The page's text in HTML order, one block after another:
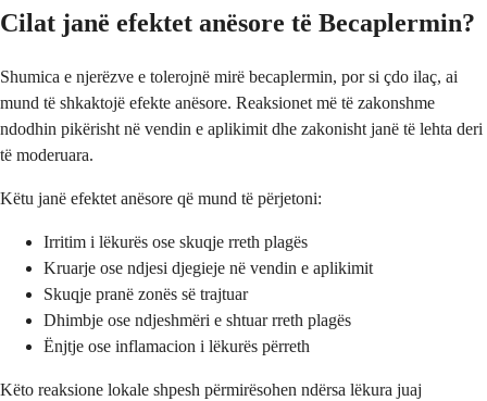
Cilat janë efektet anësore të Becaplermin?
Shumica e njerëzve e tolerojnë mirë becaplermin, por si çdo ilaç, ai
mund të shkaktojë efekte anësore. Reaksionet më të zakonshme
ndodhin pikërisht në vendin e aplikimit dhe zakonisht janë të lehta deri
të moderuara.
Këtu janë efektet anësore që mund të përjetoni:
Irritim i lëkurës ose skuqje rreth plagës
Kruarje ose ndjesi djegieje në vendin e aplikimit
Skuqje pranë zonës së trajtuar
Dhimbje ose ndjeshmëri e shtuar rreth plagës
Ënjtje ose inflamacion i lëkurës përreth
Këto reaksione lokale shpesh përmirësohen ndërsa lëkura juaj